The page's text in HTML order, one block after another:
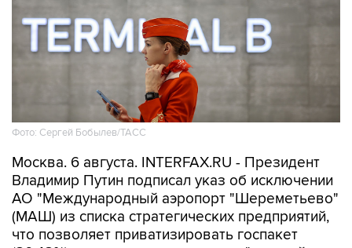
Фото: Сергей Бобылев/ТАСС
Москва. 6 августа. INTERFAX.RU - Президент
АО "Международный аэропорт "Шереметьево"
(МАШ) из списка стратегических предприятий,
что позволяет приватизировать госпакет
(30,43%) компании с сохранением "золотой
акции".